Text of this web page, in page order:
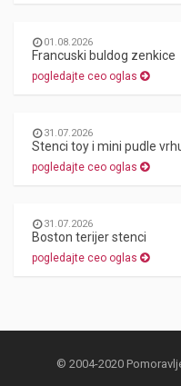
01.08.2026
Francuski buldog zenkice
pogledajte ceo oglas
31.07.2026
Stenci toy i mini pudle
pogledajte ceo oglas
31.07.2026
Boston terijer stenci
pogledajte ceo oglas
© 2004-2020